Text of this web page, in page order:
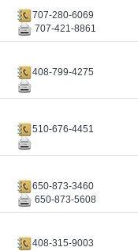
707-280-6069
707-421-8861
408-799-4275
510-676-4451
650-873-3460
650-873-5608
408-315-9003